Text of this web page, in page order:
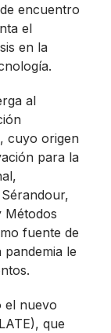
encuentro
el
en la
al
cuyo origen
para la
Métodos
fuente de
le
el nuevo
que